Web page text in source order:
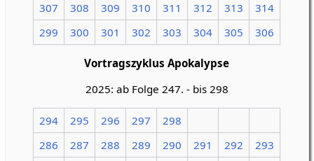
307
308 309 310 311 312 313
314
299
300 301 302 303 304 305 306
Vortragszyklus Apokalypse
2025: ab Folge 247. - bis 298
294 295 296 297
298
286
287 288 289 290 291 292 293